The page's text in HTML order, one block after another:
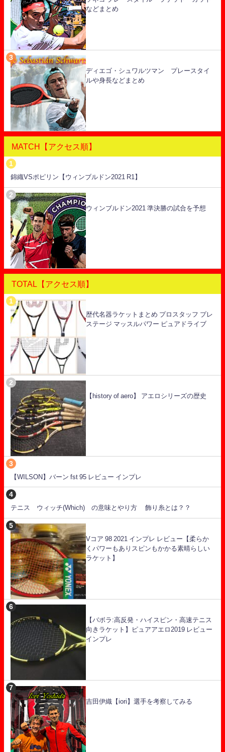
などまとめ
ディエゴ・シュワルツマン プレースタイ
ルや身長などまとめ
MATCH【アクセス順】
錦織VSポピリン【ウィンブルドン2021 R1】
ウィンブルドン2021 準決勝の試合を予想
TOTAL【アクセス順】
歴代名器ラケットまとめ プロスタッフ プレ
ステージ マッスルパワー ピュアドライブ
【history of aero】 アエロシリーズの歴史
【WILSON】バーン fst 95 レビュー インプレ
テニス ウィッチ(Which) の意味とやり方 飾り糸とは？？
Vコア 98 2021 インプレ レビュー【柔らか
くパワーもありスピンもかかる素晴らしい
ラケット】
【バボラ:高反発・ハイスピン・高速テニス
向きラケット】ピュアアエロ2019 レビュー
インプレ
吉田伊織【iori】選手を考察してみる